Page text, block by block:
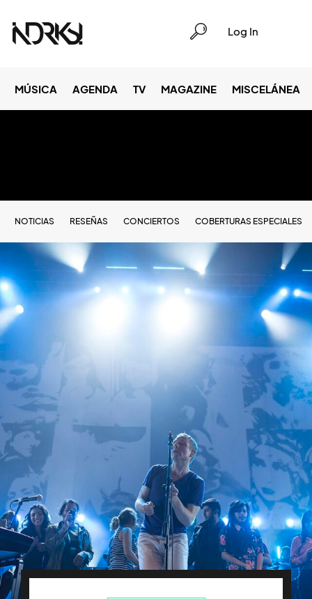
Log In
MÚSICA AGENDA TV MAGAZINE MISCELÁNEA
NOTICIAS RESEÑAS CONCIERTOS COBERTURAS ESPECIALES